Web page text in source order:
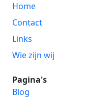
Home
Contact
Links
Wie zijn wij
Pagina's
Blog